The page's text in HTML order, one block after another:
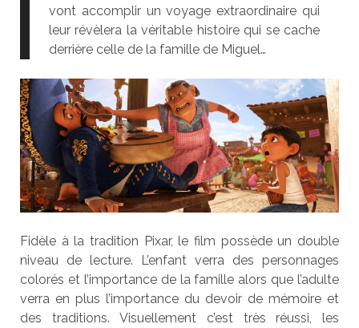
vont accomplir un voyage extraordinaire qui
leur révèlera la véritable histoire qui se cache
derrière celle de la famille de Miguel…
Fidèle à la tradition Pixar, le film possède un double
niveau de lecture. L’enfant verra des personnages
colorés et l’importance de la famille alors que l’adulte
verra en plus l’importance du devoir de mémoire et
des traditions. Visuellement c’est très réussi, les